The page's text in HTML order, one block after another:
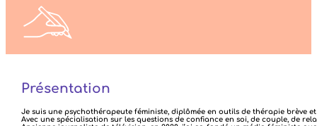
Présentation
Je suis une psychothérapeute féministe, diplômée en outils de thérapie brève
Avec une spécialisation sur les questions de confiance en soi, de couple, de